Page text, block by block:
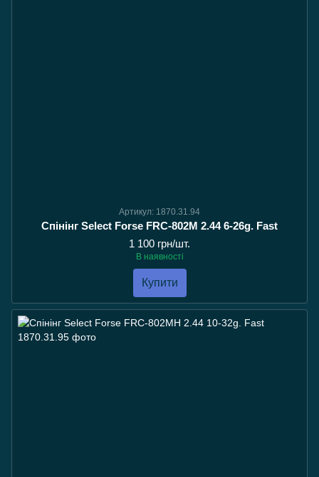
Артикул: 1870.31.94
Спінінг Select Forse FRC-802M 2.44 6-26g. Fast
1 100 грн/шт.
В наявності
Купити